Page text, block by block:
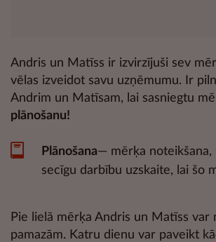
Andris un Matīss ir izvirzījuši sev
vēlas izveidot savu uzņēmumu. Ir
Andrim un Matīsam, lai sasniegtu
plānošanu!
Plānošana— mērķa noteikšana,
secīgu darbību uzskaite, lai šo
Pie lielā mērķa Andris un Matīss var
pamazām. Katru dienu var paveikt